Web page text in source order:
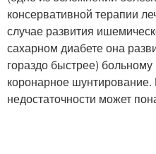
консервативной терапии
случае развития
сахарном диабете она
гораздо быстрее)
коронарное
недостаточности может